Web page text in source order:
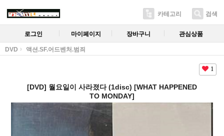
카테고리 검색
로그인 마이페이지 장바구니 관심상품
DVD 액션.SF.어드벤처.범죄
1
[DVD] 월요일이 사라졌다 (1disc) [WHAT HAPPENED
TO MONDAY]